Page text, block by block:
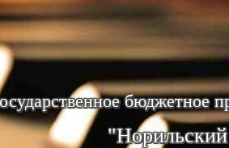
бюджетное